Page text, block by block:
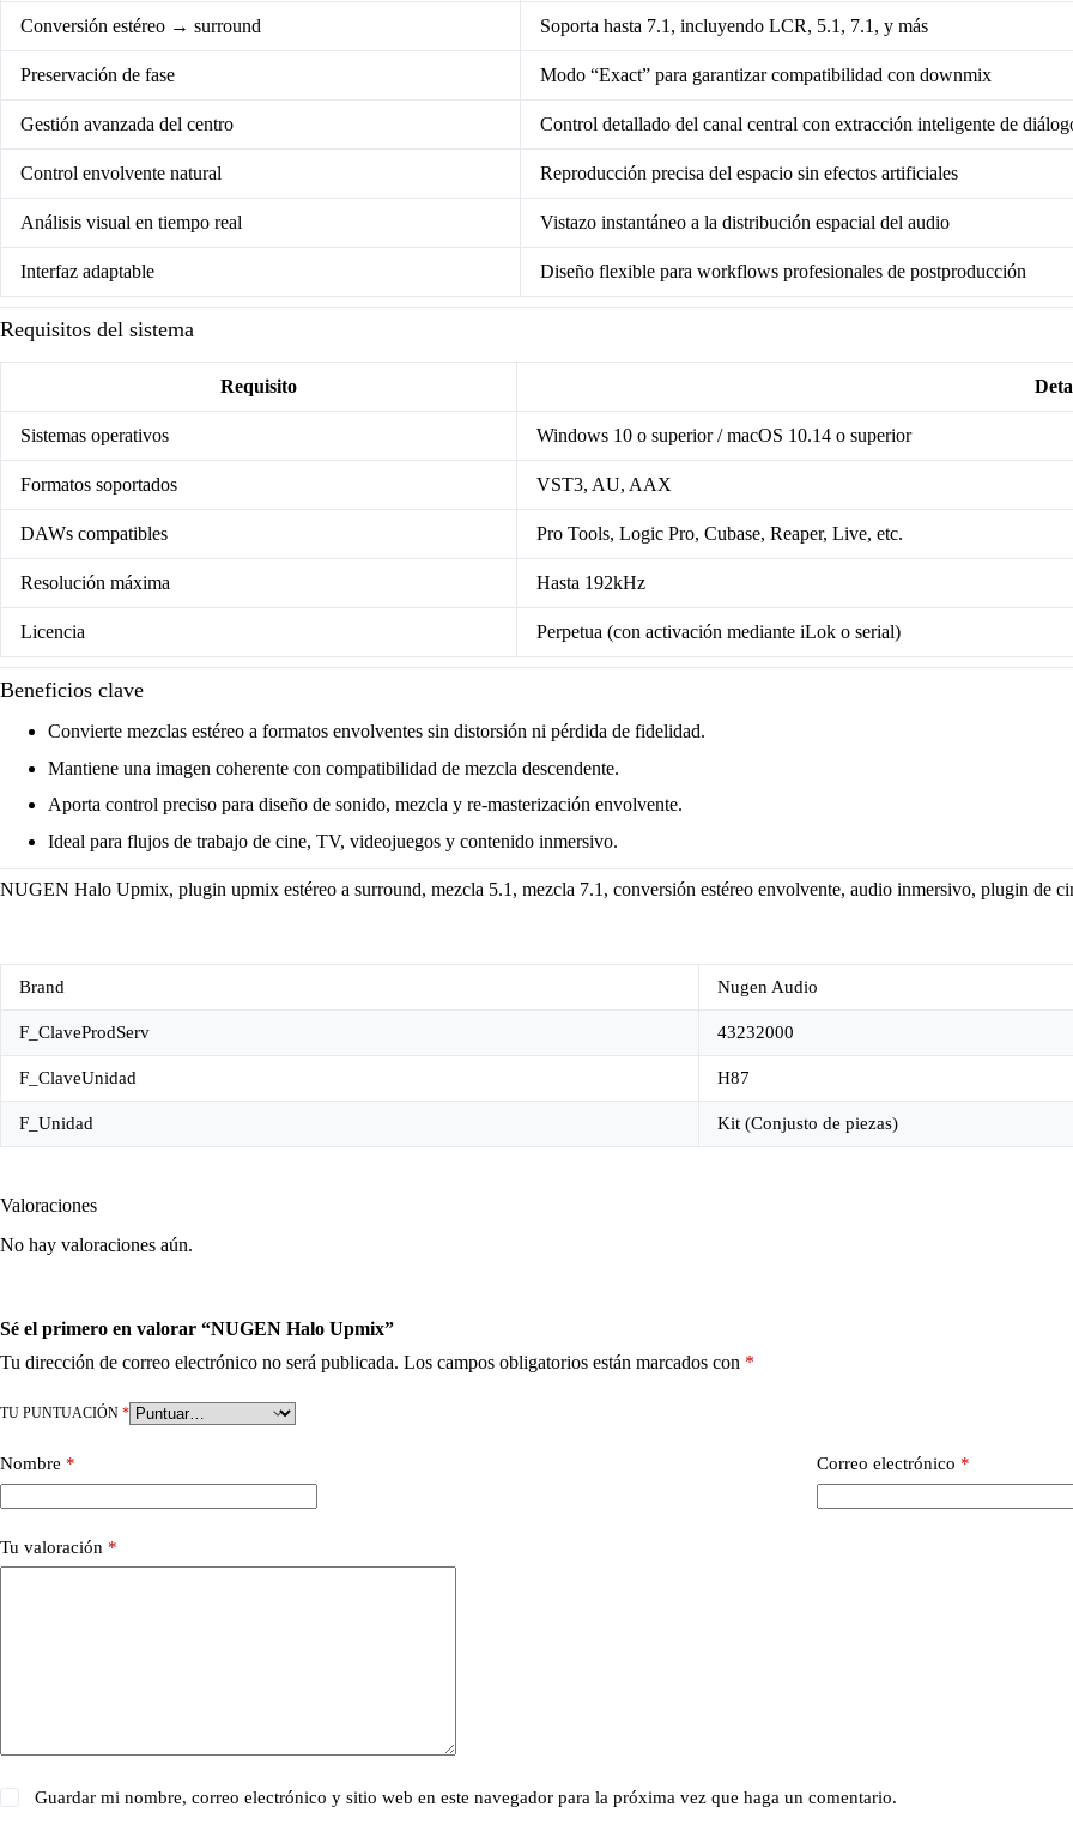
Conversión estéreo → surround Soporta hasta 7.1, incluyendo LCR, 5.1, 7.1, y más
Preservación de fase Modo “Exact” para garantizar compatibilidad con downmix
Gestión avanzada del centro Control detallado del canal central con extracción inteligente de
Control envolvente natural Reproducción precisa del espacio sin efectos artificiales
Análisis visual en tiempo real Vistazo instantáneo a la distribución espacial del audio
Interfaz adaptable Diseño flexible para workflows profesionales de postproducción
Requisitos del sistema
Requisito
Sistemas operativos Windows 10 o superior / macOS 10.14 o superior
Formatos soportados VST3, AU, AAX
DAWs compatibles Pro Tools, Logic Pro, Cubase, Reaper, Live, etc.
Resolución máxima Hasta 192kHz
Licencia Perpetua (con activación mediante iLok o serial)
Beneficios clave
Convierte mezclas estéreo a formatos envolventes sin distorsión ni pérdida de fidelidad.
Mantiene una imagen coherente con compatibilidad de mezcla descendente.
Aporta control preciso para diseño de sonido, mezcla y re-masterización envolvente.
Ideal para flujos de trabajo de cine, TV, videojuegos y contenido inmersivo.
NUGEN Halo Upmix, plugin upmix estéreo a surround, mezcla 5.1, mezcla 7.1, conversión estéreo envolvente, audio inmersivo, plugin de
Brand Nugen Audio
F_ClaveProdServ 43232000
F_ClaveUnidad H87
F_Unidad Kit (Conjusto de piezas)
Valoraciones
No hay valoraciones aún.
Sé el primero en valorar “NUGEN Halo Upmix”
Tu dirección de correo electrónico no será publicada. Los campos obligatorios están marcados con *
TU PUNTUACIÓN *
Nombre * Correo electrónico *
Tu valoración *
Guardar mi nombre, correo electrónico y sitio web en este navegador para la próxima vez que haga un comentario.